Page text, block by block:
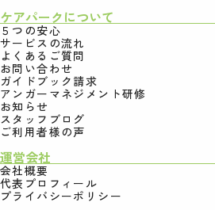
ケアパークについて
５つの安心
サービスの流れ
よくあるご質問
お問い合わせ
ガイドブック請求
アンガーマネジメント研修
お知らせ
スタッフブログ
ご利用者様の声
運営会社
会社概要
代表プロフィール
プライバシーポリシー